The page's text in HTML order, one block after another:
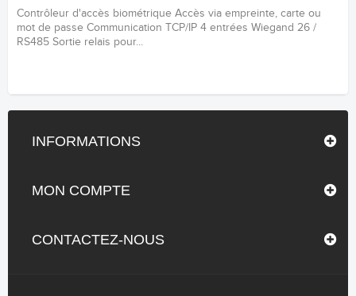
Contrôleur d'accès biométrique Accès via empreinte, carte ou
mot de passe Communication TCP/IP 4 entrées Wiegand 26 /
RS485 Sortie relais pour...
INFORMATIONS
MON COMPTE
CONTACTEZ-NOUS